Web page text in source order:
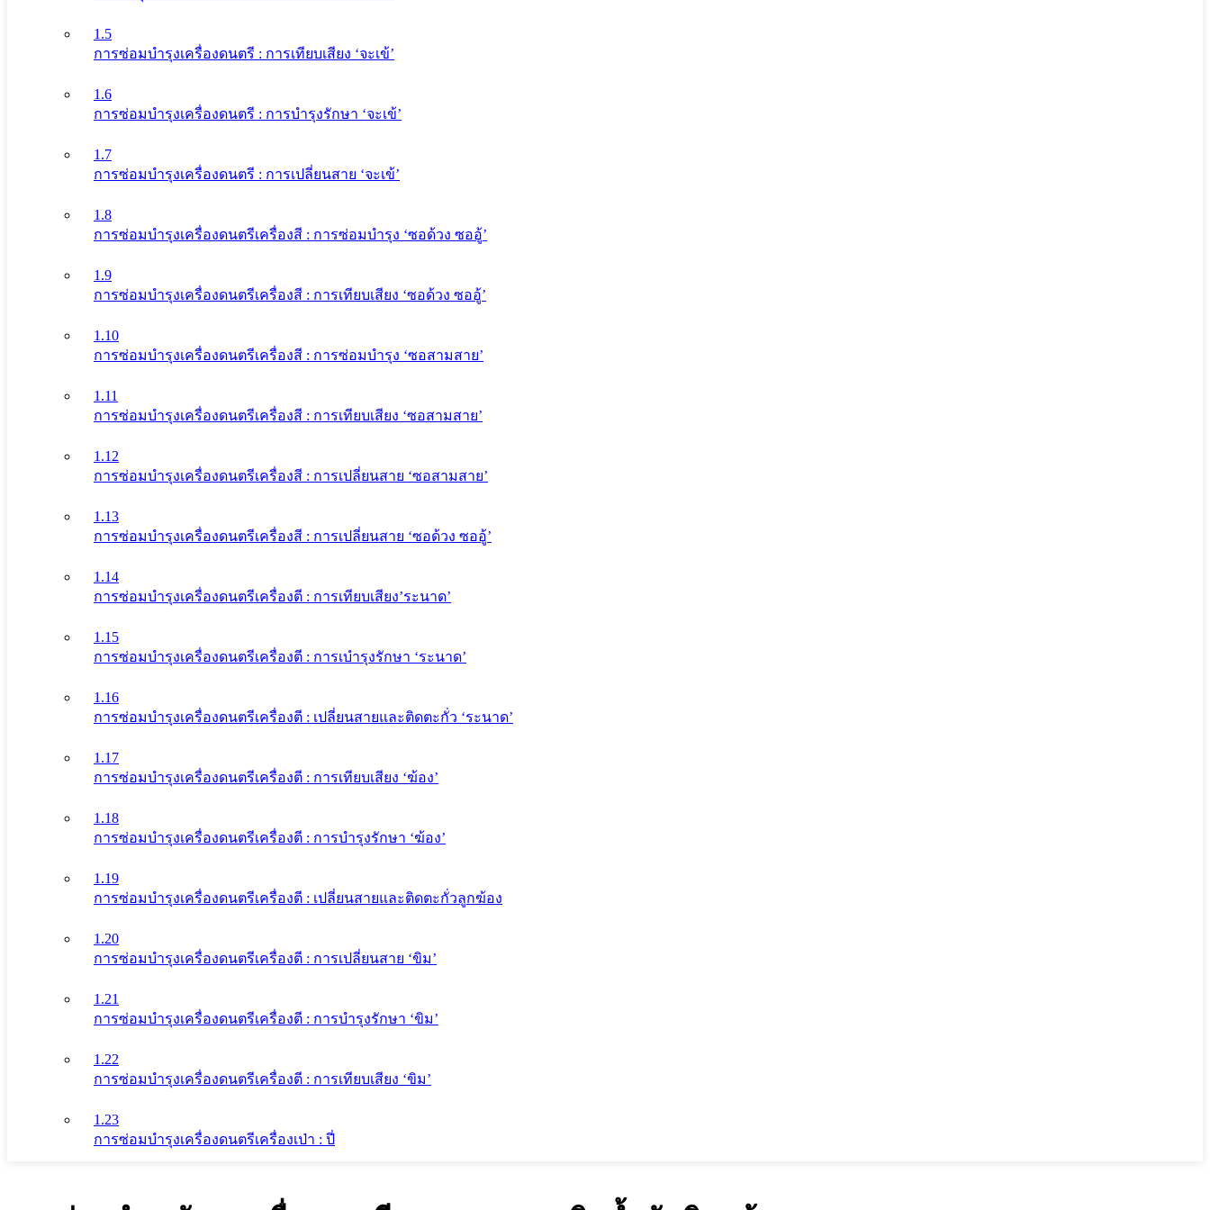
1.5
การซ่อมบำรุงเครื่องดนตรี : การเทียบเสียง ‘จะเข้’
1.6
การซ่อมบำรุงเครื่องดนตรี : การบำรุงรักษา ‘จะเข้’
1.7
การซ่อมบำรุงเครื่องดนตรี : การเปลี่ยนสาย ‘จะเข้’
1.8
การซ่อมบำรุงเครื่องดนตรีเครื่องสี : การซ่อมบำรุง ‘ซอด้วง ซออู้’
1.9
การซ่อมบำรุงเครื่องดนตรีเครื่องสี : การเทียบเสียง ‘ซอด้วง ซออู้’
1.10
การซ่อมบำรุงเครื่องดนตรีเครื่องสี : การซ่อมบำรุง ‘ซอสามสาย’
1.11
การซ่อมบำรุงเครื่องดนตรีเครื่องสี : การเทียบเสียง ‘ซอสามสาย’
1.12
การซ่อมบำรุงเครื่องดนตรีเครื่องสี : การเปลี่ยนสาย ‘ซอสามสาย’
1.13
การซ่อมบำรุงเครื่องดนตรีเครื่องสี : การเปลี่ยนสาย ‘ซอด้วง ซออู้’
1.14
การซ่อมบำรุงเครื่องดนตรีเครื่องตี : การเทียบเสียง’ระนาด’
1.15
การซ่อมบำรุงเครื่องดนตรีเครื่องตี : การเบำรุงรักษา ‘ระนาด’
1.16
การซ่อมบำรุงเครื่องดนตรีเครื่องตี : เปลี่ยนสายและติดตะกั่ว ‘ระนาด’
1.17
การซ่อมบำรุงเครื่องดนตรีเครื่องตี : การเทียบเสียง ‘ฆ้อง’
1.18
การซ่อมบำรุงเครื่องดนตรีเครื่องตี : การบำรุงรักษา ‘ฆ้อง’
1.19
การซ่อมบำรุงเครื่องดนตรีเครื่องตี : เปลี่ยนสายและติดตะกั่วลูกฆ้อง
1.20
การซ่อมบำรุงเครื่องดนตรีเครื่องตี : การเปลี่ยนสาย ‘ขิม’
1.21
การซ่อมบำรุงเครื่องดนตรีเครื่องตี : การบำรุงรักษา ‘ขิม’
1.22
การซ่อมบำรุงเครื่องดนตรีเครื่องตี : การเทียบเสียง ‘ขิม’
1.23
การซ่อมบำรุงเครื่องดนตรีเครื่องเป่า : ปี่